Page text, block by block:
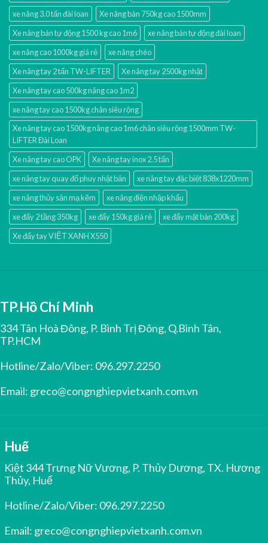
xe nâng 3.0 tấn đài loan
Xe nâng bàn 750kg cao 1500mm
Xe nâng bán tự động 1500 kg cao 1m6
xe nâng bán tự động đài loan
xe nâng cao 1000kg giá rẻ
xe nâng chéo
Xe nâng tay 2 tấn TW-LIFTER
Xe nâng tay 2500kg nhật
Xe nâng tay cao 500kg nâng cao 1m2
xe nâng tay cao 1500kg chân siêu rộng
Xe nâng tay cao 1500kg nâng cao 1m6 chân siêu rộng 1500mm TW-
LIFTER Đài Loan
Xe nâng tay cao OPK
Xe nâng tay inox 2.5 tấn
xe nâng tay quay đổ phuy nhật bản
xe nâng tay đặc biệt 838x1220mm
xe nâng thủy sản mạ kẽm
xe nâng điện nhập khấu
xe đẩy 2 tầng 350kg
xe đẩy 150kg giá rẻ
xe đẩy mặt bàn 200kg
Xe đẩy tay VIỆT XANH X550
TP.Hồ Chí Minh
334 Tân Hoà Đông, P. Bình Trị Đông, Q.Bình Tân,
TP.HCM
Hotline/Zalo/Viber: 096.297.2250
Email: greco@congnghiepvietxanh.com.vn
Huế
Kiệt 344 Trưng Nữ Vương, P. Thủy Dương, TX. Hương
Thủy, Huế
Hotline/Zalo/Viber: 096.297.2250
Email: greco@congnghiepvietxanh.com.vn